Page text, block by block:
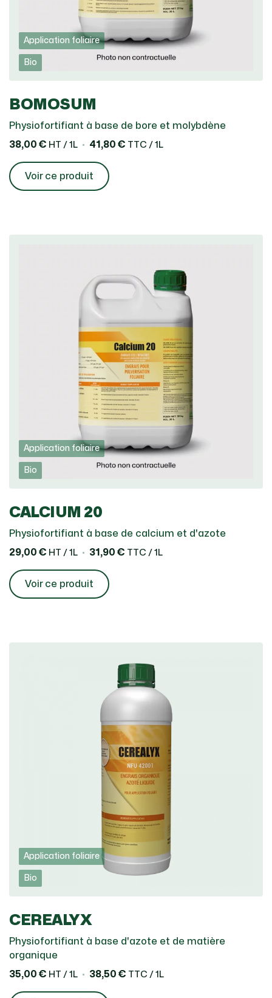
Application foliaire
Bio
BOMOSUM
Physiofortifiant à base de bore et molybdène
38,00 € HT / 1L 41,80 € TTC / 1L
Voir ce produit
Application foliaire
Bio
CALCIUM 20
Physiofortifiant à base de calcium et d'azote
29,00 € HT / 1L 31,90 € TTC / 1L
Voir ce produit
Application foliaire
Bio
CEREALYX
Physiofortifiant à base d'azote et de matière
organique
35,00 € HT / 1L 38,50 € TTC / 1L